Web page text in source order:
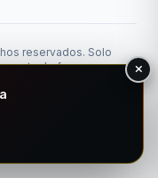
reservados. Solo
de forma